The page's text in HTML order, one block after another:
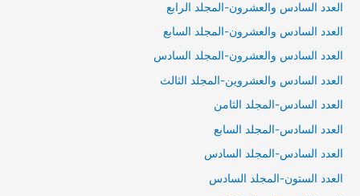
العدد السادس والعشرون-المجلد الرابع
العدد السادس والعشرون-المجلد السابع
العدد السادس والعشرون-المجلد السادس
العدد السادس والعشروين-المجلد الثالث
العدد السادس-المجلد الثامن
العدد السادس-المجلد السابع
العدد السادس-المجلد السادس
العدد الستون-المجلد السادس